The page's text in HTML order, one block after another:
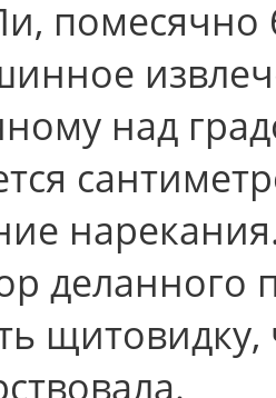
над
деланного
щитовидку,